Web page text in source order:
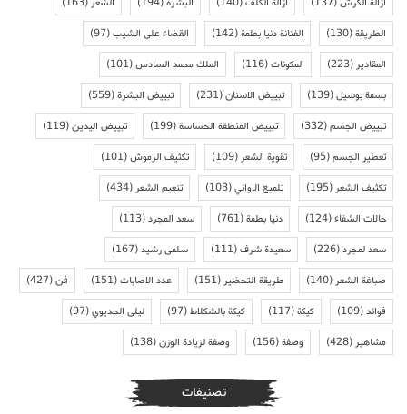
الطريقة(130) الفنانة دنيا بطمة(142) القضاء على الشيب(97)
المقادير(223) المكونات(116) الملك محمد السادس(101)
بسمة بوسيل(139) تبييض الاسنان(231) تبييض البشرة(559)
تبييض الجسم(332) تبييض المنطقة الحساسة(199) تبييض اليدين(119)
تعطير الجسم(95) تقوية الشعر(109) تكثيف الرموش(101)
تكثيف الشعر(195) تلميع الاواني(103) تنعيم الشعر(434)
حالات الشفاء(124) دنيا بطمة(761) سعد المجرد(113)
سعد لمجرد(226) سعيدة شرف(111) سلمى رشيد(167)
صباغة الشعر(140) طريقة التحضير(151) عدد الاصابات(151) فن(427)
فوائد(109) كيكة(117) كيكة بالشكلاط(97) ليلى الحديوي(97)
مشاهير(428) وصفة(156) وصفة لزيادة الوزن(138)
تصنيفات